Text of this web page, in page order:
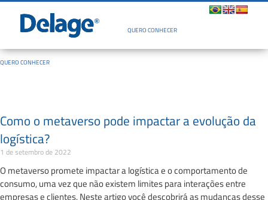
QUERO CONHECER
QUERO CONHECER
Como o metaverso pode impactar a evolução da
logística?
1 de setembro de 2022
O metaverso promete impactar a logística e o comportamento de
consumo, uma vez que não existem limites para interações entre
empresas e clientes. Neste artigo você descobrirá as mudanças desse